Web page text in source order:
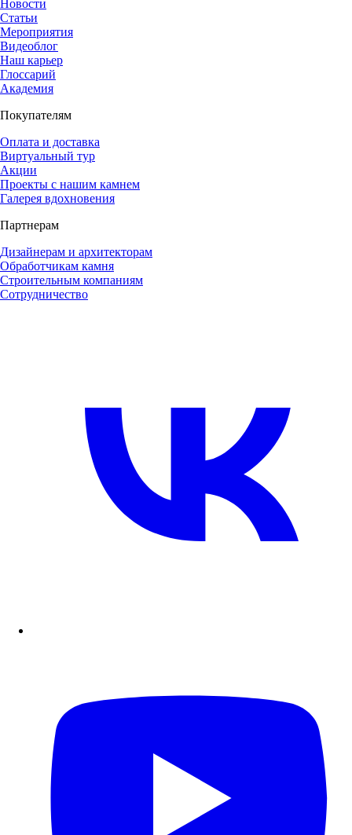
Новости
Статьи
Мероприятия
Видеоблог
Наш карьер
Глоссарий
Академия
Покупателям
Оплата и доставка
Виртуальный тур
Акции
Проекты с нашим камнем
Галерея вдохновения
Партнерам
Дизайнерам и архитекторам
Обработчикам камня
Строительным компаниям
Сотрудничество